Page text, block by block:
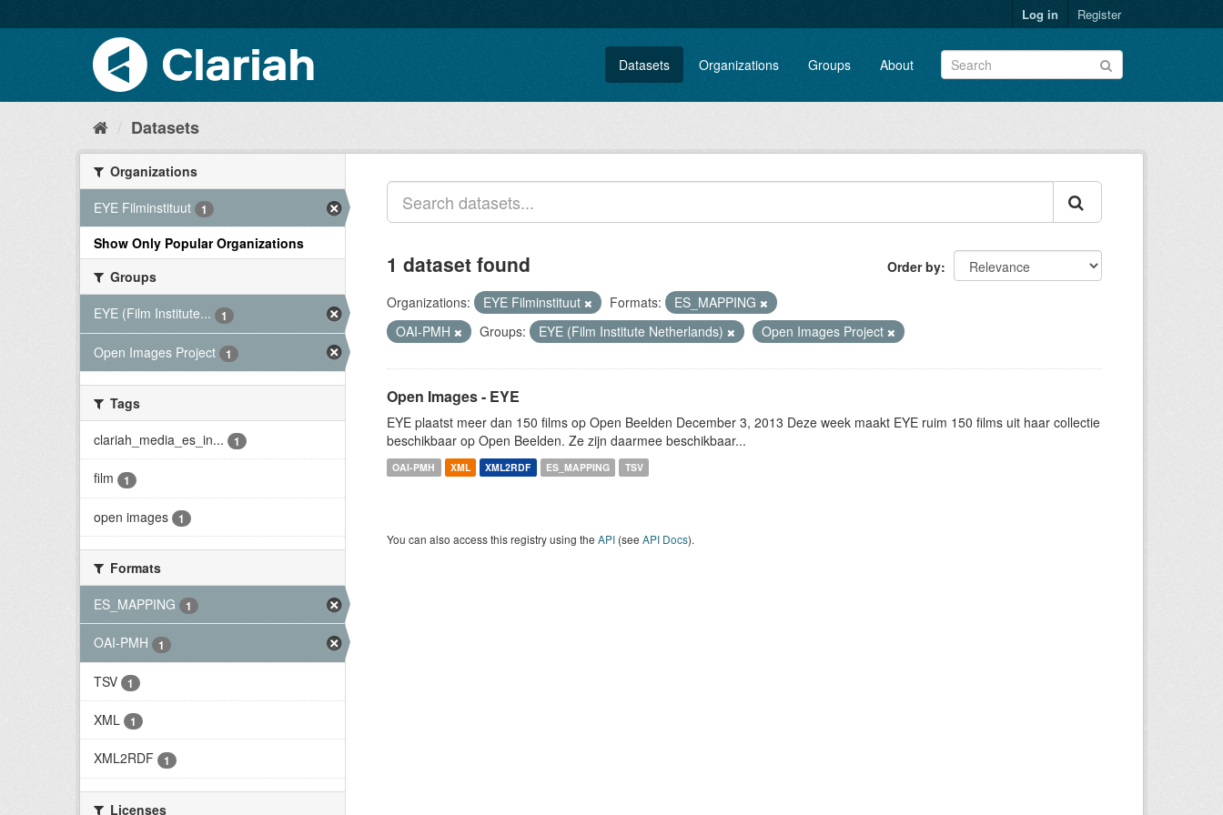
Log in Register
Datasets Organizations Groups About
Datasets
Organizations
EYE Filminstituut
1
Show Only Popular Organizations
Groups
EYE (Film Institute...
1
Open Images Project 1
Tags
clariah_media_es_in...
1
film 1
open images 1
Formats
ES_MAPPING
1
OAI-PMH 1
TSV 1
XML 1
XML2RDF 1
Licenses
Order by
1 dataset found
Organizations: EYE Filminstituut Formats:
ES_MAPPING
OAI-PMH
Groups: EYE (Film Institute Netherlands) Open Images Project
Open Images - EYE
EYE plaatst meer dan 150 films op Open Beelden December 3, 2013 Deze week maakt EYE ruim 150 films uit haar collectie
beschikbaar op Open Beelden. Ze zijn daarmee beschikbaar...
OAI-PMH XML XML2RDF ES_MAPPING TSV
You can also access this registry using the API (see API Docs).